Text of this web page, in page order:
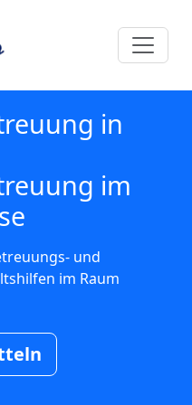
in
im
und
im Raum